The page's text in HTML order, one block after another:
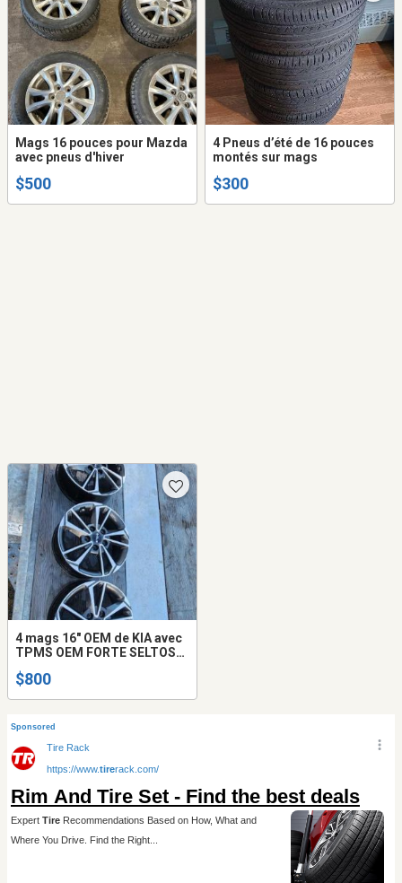
Mags 16 pouces pour Mazda
avec pneus d'hiver
$500
4 Pneus d’été de 16 pouces
montés sur mags
$300
4 mags 16" OEM de KIA avec
TPMS OEM FORTE SELTOS
$800